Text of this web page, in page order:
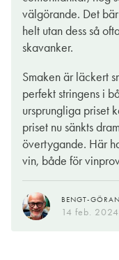
välgörande. Det
helt utan dess så
skavanker.
Smaken är läckert
perfekt stringens i
ursprungliga priset
priset nu sänkts
övertygande. Här
vin, både för
BENGT-
14 feb. 2024